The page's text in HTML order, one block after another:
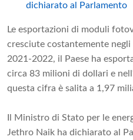
dichiarato al Parlamento
Le esportazioni di moduli
cresciute costantemente
2021-2022, il Paese ha
circa 83 milioni di dollari e
questa cifra è salita a 1,97
Il Ministro di Stato per le
Jethro Naik ha dichiarato al